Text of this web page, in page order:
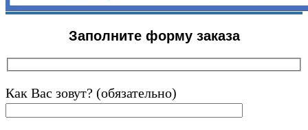
Заполните форму заказа
Как Вас зовут? (обязательно)